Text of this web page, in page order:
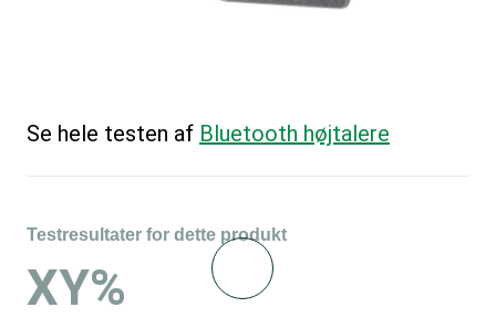
Se hele testen af Bluetooth højtalere
Testresultater for dette produkt
XY%